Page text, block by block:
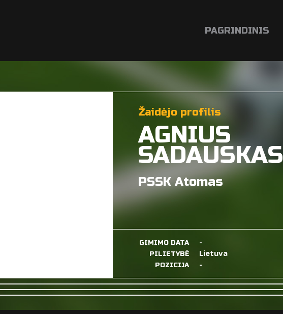
PAGRINDINIS
Žaidėjo profilis
AGNIUS
SADAUSKAS
PSSK Atomas
GIMIMO DATA -
PILIETYBĖ Lietuva
POZICIJA -